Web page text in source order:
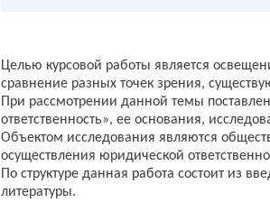
Целью курсовой работы является
сравнение разных точек зрения,
При рассмотрении данной темы
ответственность», ее основания,
Объектом исследования являются
осуществления юридической
По структуре данная работа состоит из
литературы.